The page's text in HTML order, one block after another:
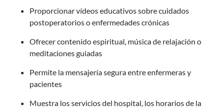
Proporcionar vídeos educativos sobre cuidados
postoperatorios o enfermedades crónicas
Ofrecer contenido espiritual, música de relajación o
meditaciones guiadas
Permite la mensajería segura entre enfermeras y
pacientes
Muestra los servicios del hospital, los horarios de la